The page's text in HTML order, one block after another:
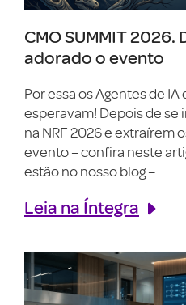
CMO SUMMIT 2026.
adorado o evento
Por essa os Agentes de IA
esperavam! Depois de
na NRF 2026 e extraírem
evento – confira neste
estão no nosso blog –...
Leia na Íntegra